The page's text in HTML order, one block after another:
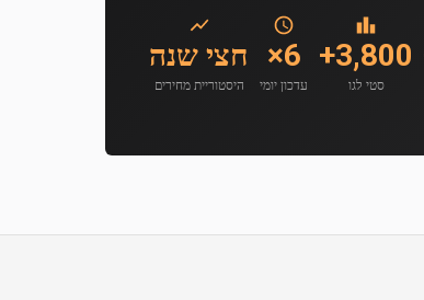
3,800+
סטי לגו
6×
עדכון יומי
חצי שנה
היסטוריית מחירים